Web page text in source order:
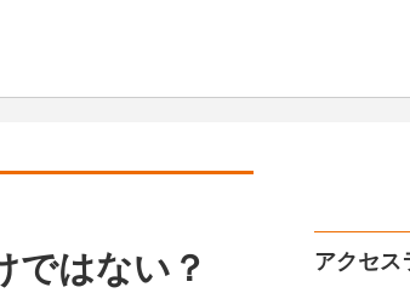
ではない？
アクセス